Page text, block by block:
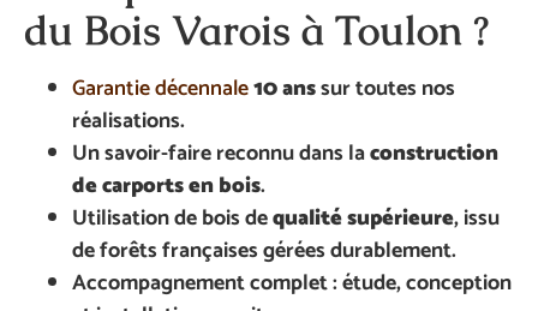
du Bois Varois à Toulon ?
Garantie décennale10 anssur toutes nos
réalisations.
Un savoir-faire reconnu dans laconstruction
de carports en bois.
Utilisation de bois dequalité supérieure, issu
de forêts françaises gérées durablement.
Accompagnement complet : étude, conception